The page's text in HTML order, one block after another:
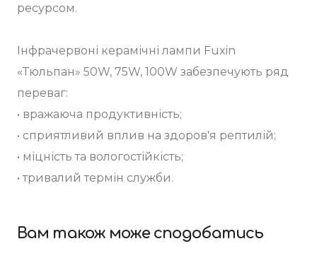
ресурсом.
Інфрачервоні керамічні лампи Fuxin
«Тюльпан» 50W, 75W, 100W забезпечують ряд
переваг:
• вражаюча продуктивність;
• сприятливий вплив на здоров'я рептилій;
• міцність та вологостійкість;
• тривалий термін служби.
Вам також може сподобатись